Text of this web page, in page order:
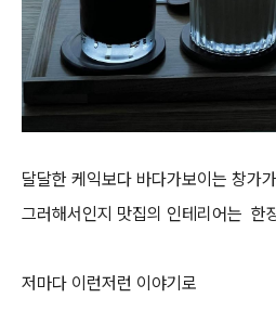
달달한 케익보다 바다가보이는 창가
그러해서인지 맛집의 인테리어는 한
저마다 이런저런 이야기로